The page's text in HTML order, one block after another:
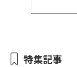
特集記事